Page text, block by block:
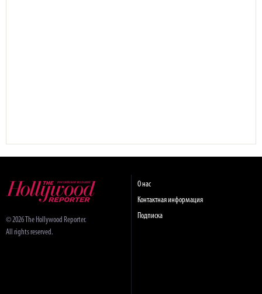
© 2026 The Hollywood Reporter.
All rights reserved.
О нас
Контактная информация
Подписка